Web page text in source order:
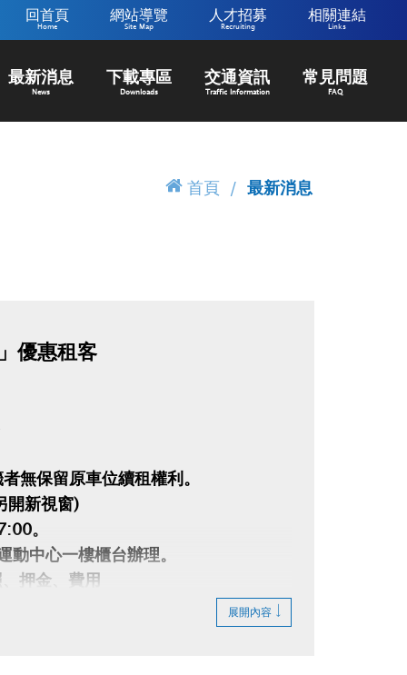
回首頁
Home
網站導覽
Site Map
人才招募
Recruiting
相關連結
Links
最新消息
News
下載專區
Downloads
交通資訊
Traffic Information
常見問題
FAQ
首頁 最新消息
優惠租客
無保留原車位續租權利。
開新視窗)
。
中心一樓櫃台辦理。
押金、費用
（詳情請參照租用抽籤辦法），不符規
展開內容